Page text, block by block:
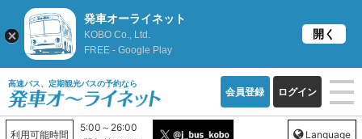
高速バス、定期観光バスの予約なら
会員登録 ログイン
利用可能時間
5:00～26:00
Language
発車オーライネット
KOBO Co., Ltd.
FREE - Google Play
開く